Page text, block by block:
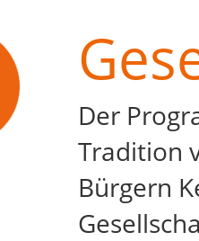
Der
Tradition
Bürgern